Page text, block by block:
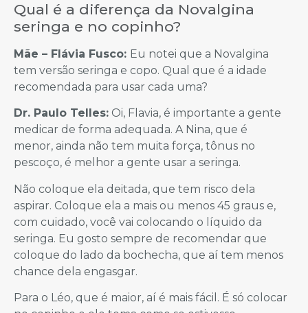
Qual é a diferença da Novalgina
seringa e no copinho?
Mãe – Flávia Fusco: Eu notei que a Novalgina
tem versão seringa e copo. Qual que é a idade
recomendada para usar cada uma?
Dr. Paulo Telles: Oi, Flavia, é importante a gente
medicar de forma adequada. A Nina, que é
menor, ainda não tem muita força, tônus no
pescoço, é melhor a gente usar a seringa.
Não coloque ela deitada, que tem risco dela
aspirar. Coloque ela a mais ou menos 45 graus e,
com cuidado, você vai colocando o líquido da
seringa. Eu gosto sempre de recomendar que
coloque do lado da bochecha, que aí tem menos
chance dela engasgar.
Para o Léo, que é maior, aí é mais fácil. É só colocar